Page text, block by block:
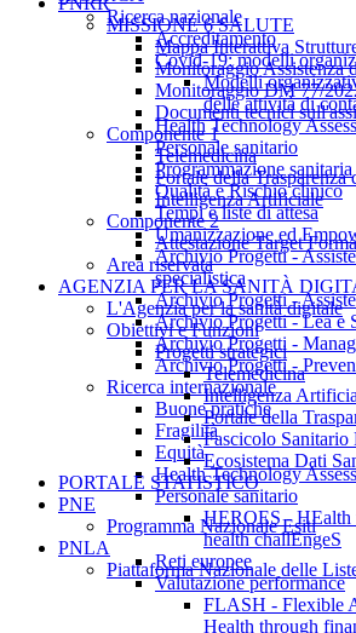
MISSIONE 6 SALUTE
Mappa Interattiva
Monitoraggio Assistenza
Monitoraggio DM 77/
Documenti tecnici
Componente 1
Telemedicina
Portale della Trasparenza
Intelligenza Artificiale
Componente 2
Attestazione Target
Area riservata
AGENZIA PER LA SANITÀ
L'Agenzia per la sanità digitale
Obiettivi e Funzioni
Progetti strategici
Telemedicina
Intelligenza
Portale della
Fascicolo Sanitario
Ecosistema Dati
PORTALE STATISTICO
PNE
Programma Nazionale Esiti
PNLA
Piattaforma Nazionale delle
Ricerca nazionale
Accreditamento
Covid-19: modelli
Modelli
delle attività di
Health Technology
Personale sanitario
Programmazione sanitaria
Qualità e Rischio clinico
Tempi e liste di attesa
Umanizzazione ed
Archivio Progetti -
specialistica
Archivio Progetti -
Archivio Progetti - Lea e
Archivio Progetti -
Archivio Progetti -
Ricerca internazionale
Buone pratiche
Fragilità
Equità
Health Technology
Personale sanitario
HEROES - HEalth
health challEngeS
Reti europee
Valutazione performance
FLASH - Flexible
Health through